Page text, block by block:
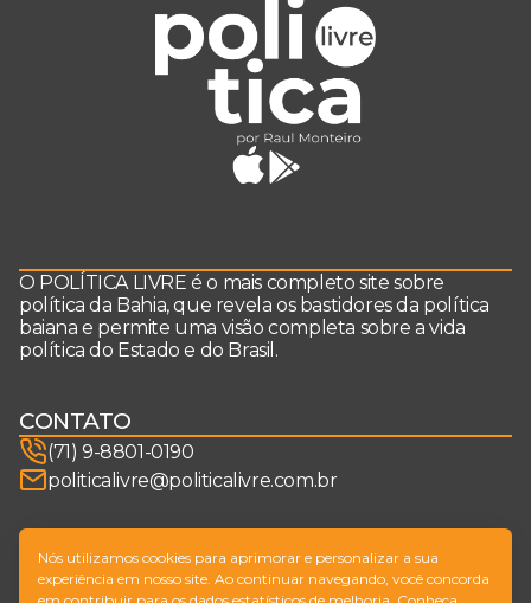
O POLÍTICA LIVRE é o mais completo site sobre
política da Bahia, que revela os bastidores da política
baiana e permite uma visão completa sobre a vida
política do Estado e do Brasil.
CONTATO
(71) 9-8801-0190
politicalivre@politicalivre.com.br
SIGA-NOS
Nós utilizamos cookies para aprimorar e personalizar a sua
experiência em nosso site. Ao continuar navegando, você concorda